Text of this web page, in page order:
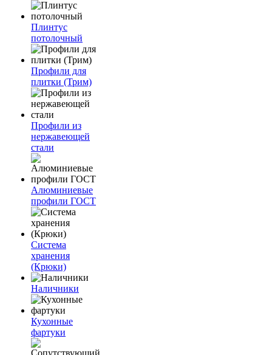
Плинтус
потолочный
Профили для
плитки (Трим)
Профили из
нержавеющей
стали
Алюминиевые
профили ГОСТ
Система
хранения
(Крюки)
Наличники
Кухонные
фартуки